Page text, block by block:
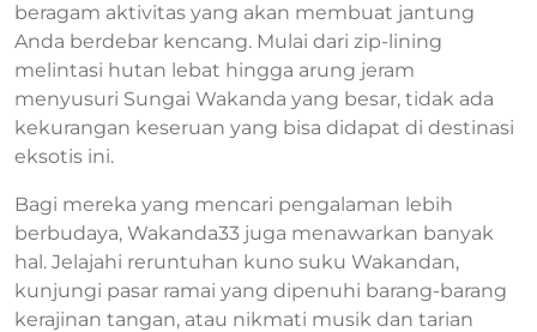
beragam aktivitas yang akan membuat jantung
Anda berdebar kencang. Mulai dari zip-lining
melintasi hutan lebat hingga arung jeram
menyusuri Sungai Wakanda yang besar, tidak ada
kekurangan keseruan yang bisa didapat di destinasi
eksotis ini.
Bagi mereka yang mencari pengalaman lebih
berbudaya, Wakanda33 juga menawarkan banyak
hal. Jelajahi reruntuhan kuno suku Wakandan,
kunjungi pasar ramai yang dipenuhi barang-barang
kerajinan tangan, atau nikmati musik dan tarian